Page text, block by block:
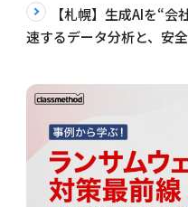
【札幌】生成AIを“
速するデータ分析と、安